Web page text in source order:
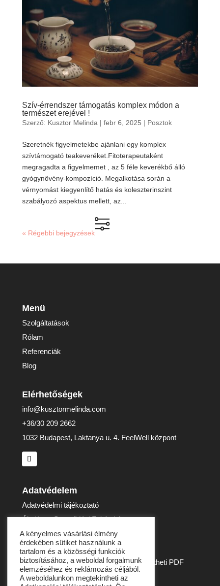
Szív-érrendszer támogatás komplex módon a
természet erejével !
Szerző: Kusztor Melinda | febr 6, 2025 | Posztok
Szeretnék figyelmetekbe ajánlani egy komplex
szívtámogató teakeveréket.Fitoterapeutaként
megragadta a figyelmemet , az 5 féle keverékbő álló
gyógynövény-kompozíció. Megalkotása során a
vérnyomást kiegyenlítő hatás és koleszterinszint
szabályozó aspektus mellett, az...
« Régebbi bejegyzések
Menü
Szolgáltatások
Rólam
Referenciák
Blog
Elérhetőségek
info@kusztormelinda.com
+36/30 209 2662
1032 Budapest, Laktanya u. 4. FeelWell központ
Adatvédelem
Adatvédelmi tájékoztató
Általános Szerződési Feltételek
Impresszum
Elállási nyilatkozat
Az elállási nyilatkozat mintát innen is letöltheti PDF
formátumban
A kényelmes vásárlási élmény
érdekében sütiket használunk a
tartalom és a közösségi funkciók
biztosításához, a weboldal forgalmunk
elemzéséhez és reklámozás céljából.
A weboldalunkon megtekintheti az